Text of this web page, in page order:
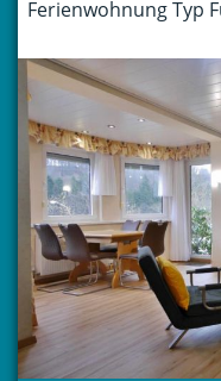
Ferienwohnung Typ